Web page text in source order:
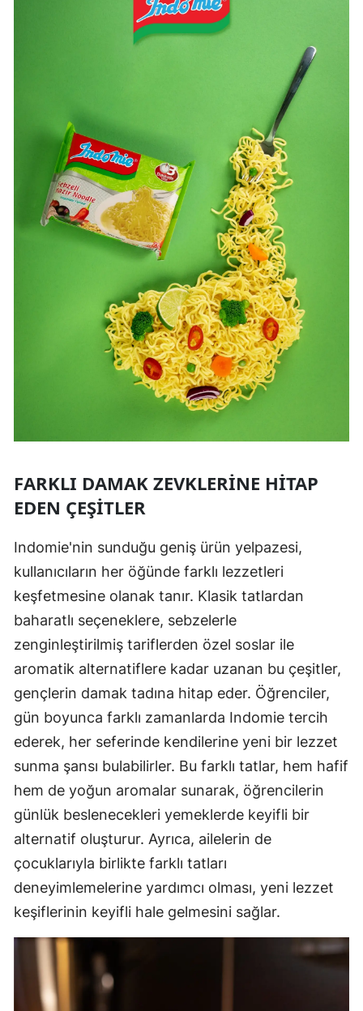
FARKLI DAMAK ZEVKLERINE HITAP
EDEN ÇEŞITLER
Indomie'nin sunduğu geniş ürün yelpazesi,
kullanıcıların her öğünde farklı lezzetleri
keşfetmesine olanak tanır. Klasik tatlardan
baharatlı seçeneklere, sebzelerle
zenginleştirilmiş tariflerden özel soslar ile
aromatik alternatiflere kadar uzanan bu çeşitler,
gençlerin damak tadına hitap eder. Öğrenciler,
gün boyunca farklı zamanlarda Indomie tercih
ederek, her seferinde kendilerine yeni bir lezzet
sunma şansı bulabilirler. Bu farklı tatlar, hem hafif
hem de yoğun aromalar sunarak, öğrencilerin
günlük beslenecekleri yemeklerde keyifli bir
alternatif oluşturur. Ayrıca, ailelerin de
çocuklarıyla birlikte farklı tatları
deneyimlemelerine yardımcı olması, yeni lezzet
keşiflerinin keyifli hale gelmesini sağlar.